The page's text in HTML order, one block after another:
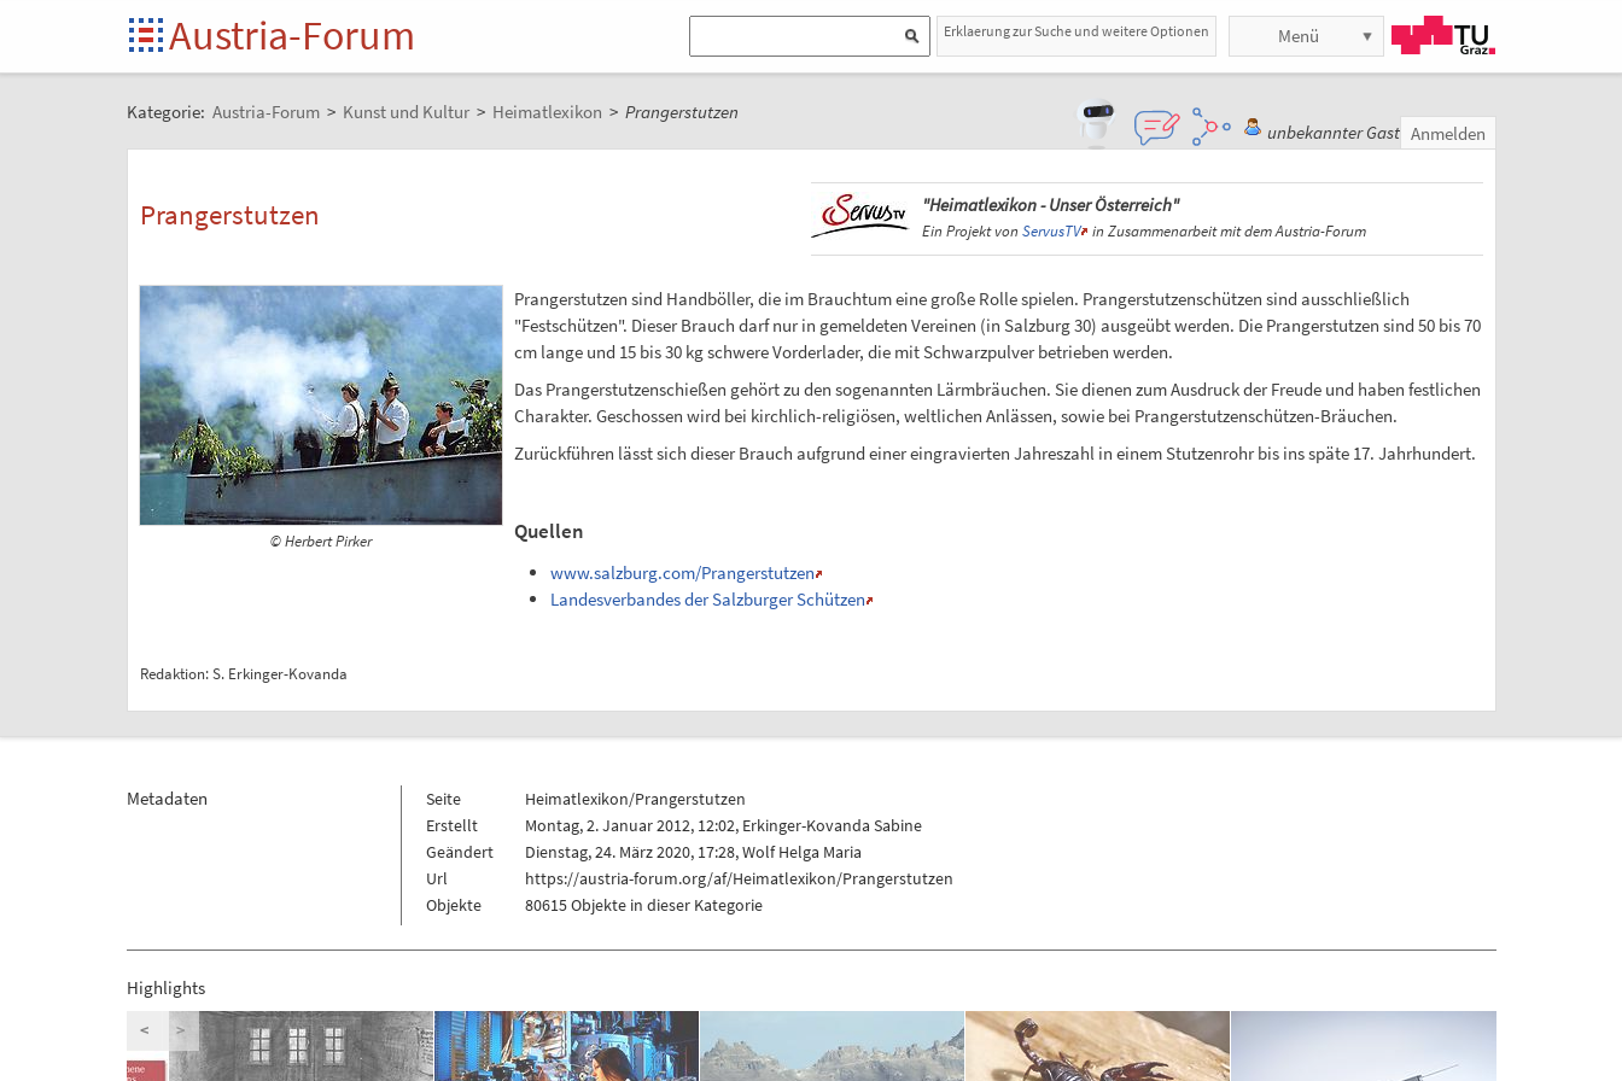
Austria-Forum Erklaerung zur Suche und weitere Optionen Menü
Kategorie: Austria-Forum > Kunst und Kultur > Heimatlexikon > Prangerstutzen
unbekannter Gast Anmelden
Prangerstutzen "Heimatlexikon - Unser Österreich"
Ein Projekt von ServusTV in Zusammenarbeit mit dem Austria-Forum
© Herbert Pirker
Prangerstutzen sind Handböller, die im Brauchtum eine große Rolle spielen. Prangerstutzenschützen sind ausschließlich
"Festschützen". Dieser Brauch darf nur in gemeldeten Vereinen (in Salzburg 30) ausgeübt werden. Die Prangerstutzen sind 50 bis 70
cm lange und 15 bis 30 kg schwere Vorderlader, die mit Schwarzpulver betrieben werden.
Das Prangerstutzenschießen gehört zu den sogenannten Lärmbräuchen. Sie dienen zum Ausdruck der Freude und haben festlichen
Charakter. Geschossen wird bei kirchlich-religiösen, weltlichen Anlässen, sowie bei Prangerstutzenschützen-Bräuchen.
Zurückführen lässt sich dieser Brauch aufgrund einer eingravierten Jahreszahl in einem Stutzenrohr bis ins späte 17. Jahrhundert.
Quellen
www.salzburg.com/Prangerstutzen
Landesverbandes der Salzburger Schützen
Redaktion: S. Erkinger-Kovanda
Metadaten Seite
Heimatlexikon/Prangerstutzen
Erstellt
Montag, 2. Januar 2012, 12:02, Erkinger-Kovanda Sabine
Geändert
Dienstag, 24. März 2020, 17:28,Wolf Helga Maria
Url
https://austria-forum.org/af/Heimatlexikon/Prangerstutzen
Objekte
80615 Objekte in dieser Kategorie
Highlights
< >